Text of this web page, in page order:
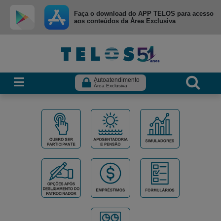
Ir para menu principal
Ir para conteúdo
Faça o download do APP TELOS para acesso
aos conteúdos da Área Exclusiva
Autoatendimento
Área Exclusiva